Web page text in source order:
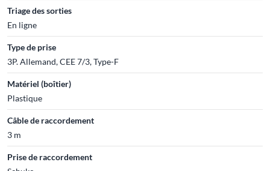
Triage des sorties
En ligne
Type de prise
3P. Allemand, CEE 7/3, Type-F
Matériel (boîtier)
Plastique
Câble de raccordement
3 m
Prise de raccordement